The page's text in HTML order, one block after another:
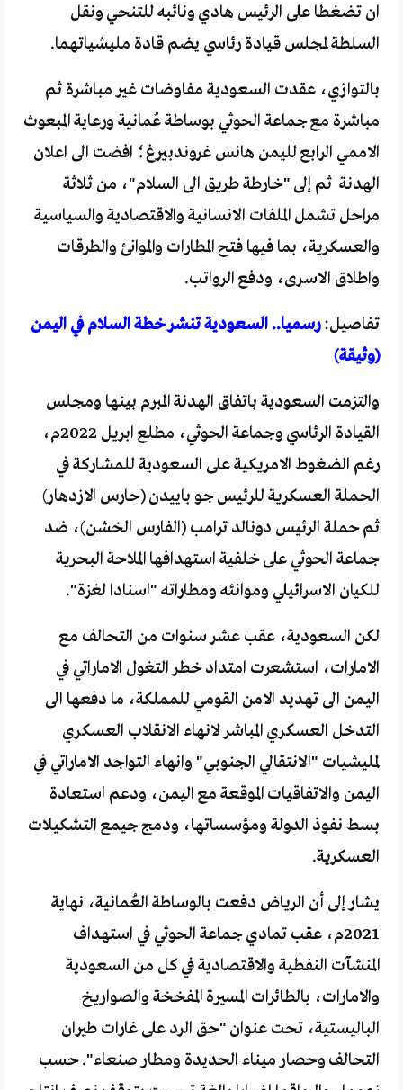
ان تضغطا على الرئيس هادي ونائبه للتنحي ونقل
السلطة لمجلس قيادة رئاسي يضم قادة مليشياتهما.
بالتوازي، عقدت السعودية مفاوضات غير مباشرة ثم
مباشرة مع جماعة الحوثي بوساطة عُمانية ورعاية المبعوث
الاممي الرابع لليمن هانس غروندبيرغ؛ افضت الى اعلان
الهدنة ثم إلى "خارطة طريق الى السلام"، من ثلاثة
مراحل تشمل الملفات الانسانية والاقتصادية والسياسية
والعسكرية، بما فيها فتح المطارات والموانئ والطرقات
واطلاق الاسرى، ودفع الرواتب.
تفاصيل:رسميا.. السعودية تنشر خطة السلام في اليمن
(وثيقة)
والتزمت السعودية باتفاق الهدنة المبرم بينها ومجلس
القيادة الرئاسي وجماعة الحوثي، مطلع ابريل 2022م،
رغم الضغوط الامريكية على السعودية للمشاركة في
الحملة العسكرية للرئيس جو باييدن (حارس الازدهار)
ثم حملة الرئيس دونالد ترامب (الفارس الخشن)، ضد
جماعة الحوثي على خلفية استهدافها الملاحة البحرية
للكيان الاسرائيلي وموانئه ومطاراته "اسنادا لغزة".
لكن السعودية، عقب عشر سنوات من التحالف مع
الامارات، استشعرت امتداد خطر التغول الاماراتي في
اليمن الى تهديد الامن القومي للمملكة، ما دفعها الى
التدخل العسكري المباشر لانهاء الانقلاب العسكري
لمليشيات "الانتقالي الجنوبي" وانهاء التواجد الاماراتي في
اليمن والاتفاقيات الموقعة مع اليمن، ودعم استعادة
بسط نفوذ الدولة ومؤسساتها، ودمج جيمع التشكيلات
العسكرية.
يشار إلى أن الرياض دفعت بالوساطة العُمانية، نهاية
2021م، عقب تمادي جماعة الحوثي في استهداف
المنشآت النفطية والاقتصادية في كل من السعودية
والامارات، بالطائرات المسيرة المفخخة والصواريخ
الباليستية، تحت عنوان "حق الرد على غارات طيران
التحالف وحصار ميناء الحديدة ومطار صنعاء". حسب